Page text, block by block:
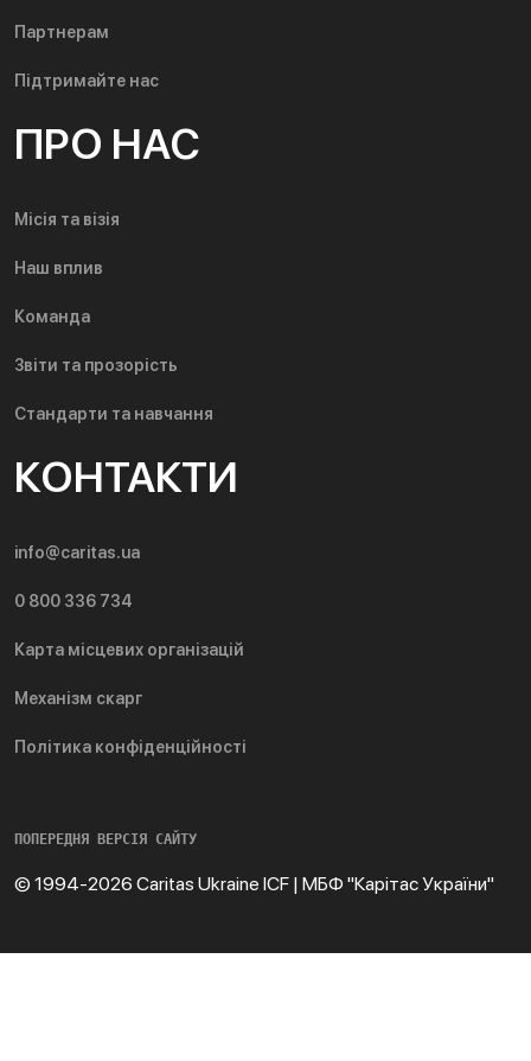
Партнерам
Підтримайте нас
ПРО НАС
Місія та візія
Наш вплив
Команда
Звіти та прозорість
Стандарти та навчання
КОНТАКТИ
info@caritas.ua
0 800 336 734
Карта місцевих організацій
Механізм скарг
Політика конфіденційності
ПОПЕРЕДНЯ ВЕРСІЯ САЙТУ
© 1994-2026 Caritas Ukraine ICF | МБФ "Карітас України"